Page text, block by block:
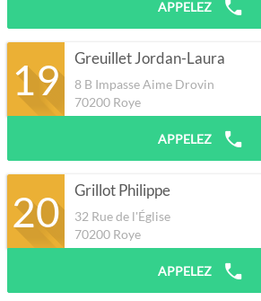
APPELEZ
19 Greuillet Jordan-Laura
8 B Impasse Aime Drovin
70200 Roye
APPELEZ
20 Grillot Philippe
32 Rue de l'Église
70200 Roye
APPELEZ